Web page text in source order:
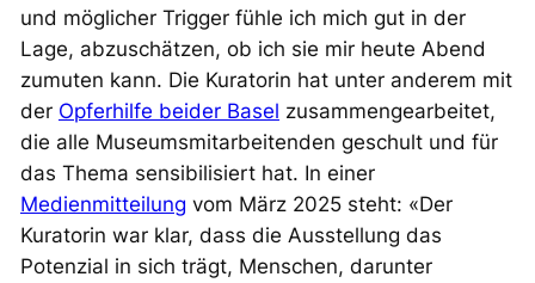
und möglicher Trigger fühle ich mich gut in der
Lage, abzuschätzen, ob ich sie mir heute Abend
zumuten kann. Die Kuratorin hat unter anderem mit
der Opferhilfe beider Basel zusammengearbeitet,
die alle Museumsmitarbeitenden geschult und für
das Thema sensibilisiert hat. In einer
Medienmitteilung vom März 2025 steht: «Der
Kuratorin war klar, dass die Ausstellung das
Potenzial in sich trägt, Menschen, darunter